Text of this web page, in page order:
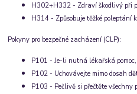
H302+H332 - Zdraví škodlivý při
H314 - Způsobuje těžké poleptání
Pokyny pro bezpečné zacházení (CLP):
P101 - Je-li nutná lékařská
P102 - Uchovávejte mimo dosah
P103 - Pečlivě si přečtěte všechny